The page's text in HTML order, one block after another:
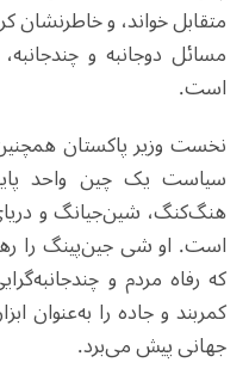
متقابل خواند، و
مسائل دوجانبه و
است.
نخست ‌وزیر پاکستان
سیاست یک چین واحد
هنگ‌کنگ، شین‌جیانگ و
است. او شی جین‌پینگ را
که رفاه مردم و
کمربند و جاده را به‌عنوان
جهانی پیش می‌برد.